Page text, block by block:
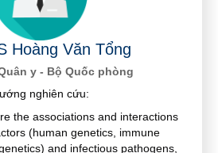
Hoàng Văn Tổng
y - Bộ Quốc phòng
nghiên cứu:
the associations and interactions
(human genetics, immune
and infectious pathogens,